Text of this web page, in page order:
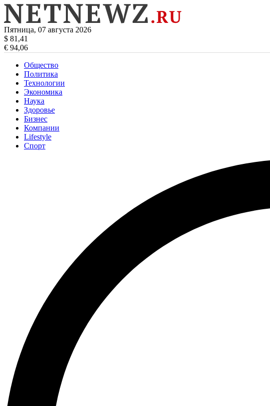
Пятница, 07 августа 2026
$ 81,41
€ 94,06
Общество
Политика
Технологии
Экономика
Наука
Здоровье
Бизнес
Компании
Lifestyle
Спорт